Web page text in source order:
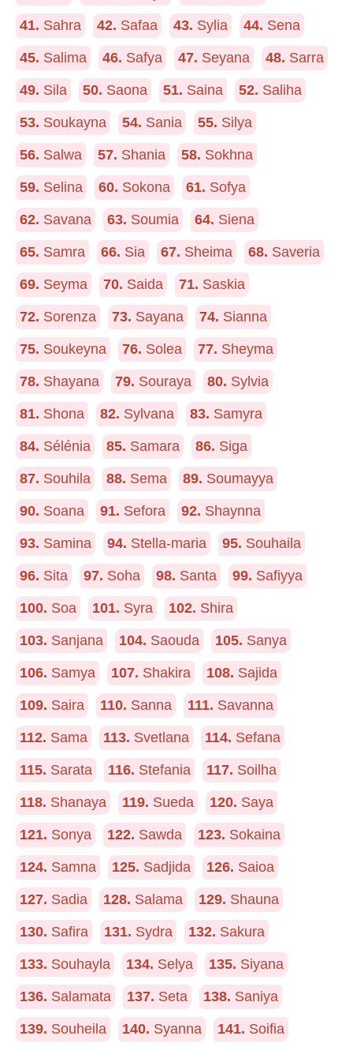
41. Sahra 42. Safaa 43. Sylia 44. Sena
45. Salima 46. Safya 47. Seyana 48. Sarra
49. Sila 50. Saona 51. Saina 52. Saliha
53. Soukayna 54. Sania 55. Silya
56. Salwa 57. Shania 58. Sokhna
59. Selina 60. Sokona 61. Sofya
62. Savana 63. Soumia 64. Siena
65. Samra 66. Sia 67. Sheima 68. Saveria
69. Seyma 70. Saida 71. Saskia
72. Sorenza 73. Sayana 74. Sianna
75. Soukeyna 76. Solea 77. Sheyma
78. Shayana 79. Souraya 80. Sylvia
81. Shona 82. Sylvana 83. Samyra
84. Sélénia 85. Samara 86. Siga
87. Souhila 88. Sema 89. Soumayya
90. Soana 91. Sefora 92. Shaynna
93. Samina 94. Stella-maria 95. Souhaila
96. Sita 97. Soha 98. Santa 99. Safiyya
100. Soa 101. Syra 102. Shira
103. Sanjana 104. Saouda 105. Sanya
106. Samya 107. Shakira 108. Sajida
109. Saira 110. Sanna 111. Savanna
112. Sama 113. Svetlana 114. Sefana
115. Sarata 116. Stefania 117. Soilha
118. Shanaya 119. Sueda 120. Saya
121. Sonya 122. Sawda 123. Sokaina
124. Samna 125. Sadjida 126. Saioa
127. Sadia 128. Salama 129. Shauna
130. Safira 131. Sydra 132. Sakura
133. Souhayla 134. Selya 135. Siyana
136. Salamata 137. Seta 138. Saniya
139. Souheila 140. Syanna 141. Soifia